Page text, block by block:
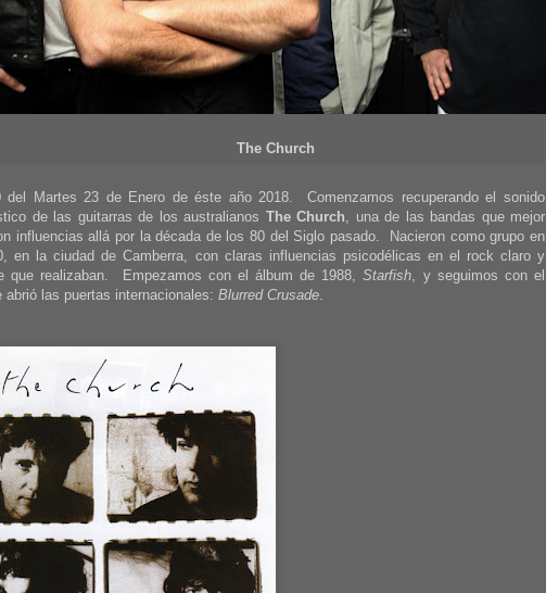
The Church
del Martes 23 de Enero de éste año 2018. Comenzamos recuperando el sonido
de las guitarras de los australianos The Church , una de las bandas que mejor
influencias allá por la década de los 80 del Siglo pasado. Nacieron como grupo en
en la ciudad de Camberra, con claras influencias psicodélicas en el rock claro y
que realizaban. Empezamos con el álbum de 1988,Starfish , y seguimos con el
abrió las puertas internacionales: Blurred Crusade